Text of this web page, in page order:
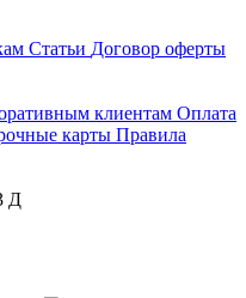
Статьи Договор оферты
клиентам Оплата
карты Правила
Д